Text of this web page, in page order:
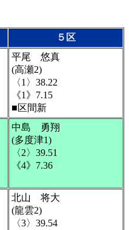
５区
平尾 悠真
(高瀬2)
〈1〉38.22
《1》7.15
■区間新
中島 勇翔
(多度津1)
〈2〉39.51
《4》7.36
北山 将大
(龍雲2)
〈3〉39.54